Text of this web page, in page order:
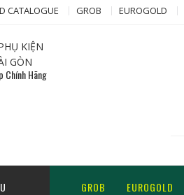
CATALOGUE GROB EUROGOLD
Chính Hãng
GROB EUROGOLD